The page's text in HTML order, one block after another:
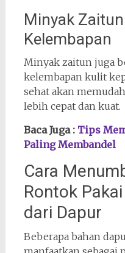
Minyak
Kelembapan
Minyak zaitun juga
kelembapan kulit
sehat akan
lebih cepat dan kuat.
Baca Juga : Tips
Paling Membandel
Cara
Rontok
dari Dapur
Beberapa bahan